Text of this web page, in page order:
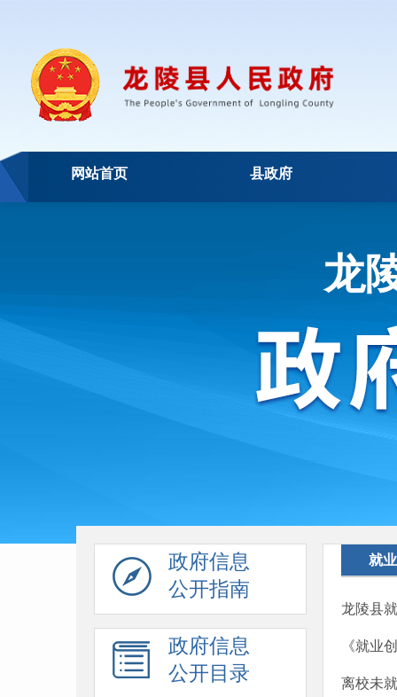
网站首页 县政府
龙
政府信息
公开指南
政府信息
公开目录
就业
龙陵县
《就业
离校未